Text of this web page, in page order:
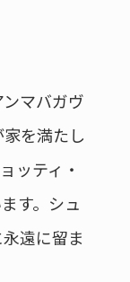
マバガヴ
を満たし
ッティ・
す。シュ
遠に留ま